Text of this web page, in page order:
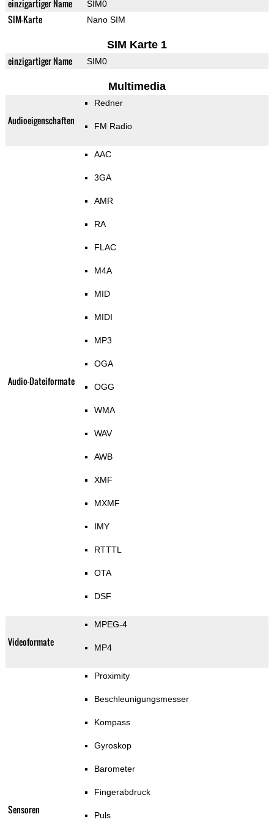
einzigartiger Name SIM0
SIM-Karte Nano SIM
SIM Karte 1
einzigartiger Name SIM0
Multimedia
Audioeigenschaften
Redner
FM Radio
Audio-Dateiformate
AAC
3GA
AMR
RA
FLAC
M4A
MID
MIDI
MP3
OGA
OGG
WMA
WAV
AWB
XMF
MXMF
IMY
RTTTL
OTA
DSF
Videoformate
MPEG-4
MP4
Sensoren
Proximity
Beschleunigungsmesser
Kompass
Gyroskop
Barometer
Fingerabdruck
Puls